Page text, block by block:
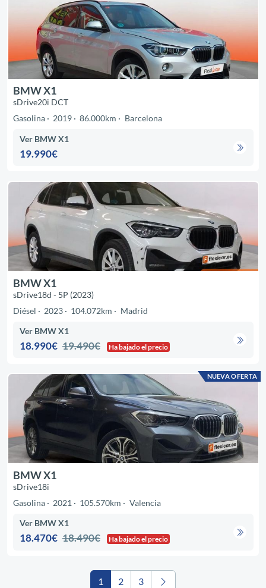
BMW X1
sDrive20i DCT
Gasolina
2019 86.000km Barcelona
Ver BMW X1
19.990€
BMW X1
sDrive18d - 5P (2023)
Diésel
2023 104.072km Madrid
Ver BMW X1
18.990€ 19.490€ Ha bajado el precio
NUEVA OFERTA
BMW X1
sDrive18i
Gasolina
2021 105.570km Valencia
Ver BMW X1
18.470€ 18.490€ Ha bajado el precio
1 2 3